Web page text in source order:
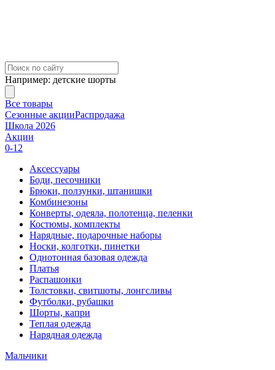
Например: детские шорты
Все товары
Сезонные акцииРаспродажа
Школа 2026
Акции
0-12
Аксессуары
Боди, песочники
Брюки, ползунки, штанишки
Комбинезоны
Конверты, одеяла, полотенца, пеленки
Костюмы, комплекты
Нарядные, подарочные наборы
Носки, колготки, пинетки
Однотонная базовая одежда
Платья
Распашонки
Толстовки, свитшоты, лонгсливы
Футболки, рубашки
Шорты, капри
Теплая одежда
Нарядная одежда
Мальчики